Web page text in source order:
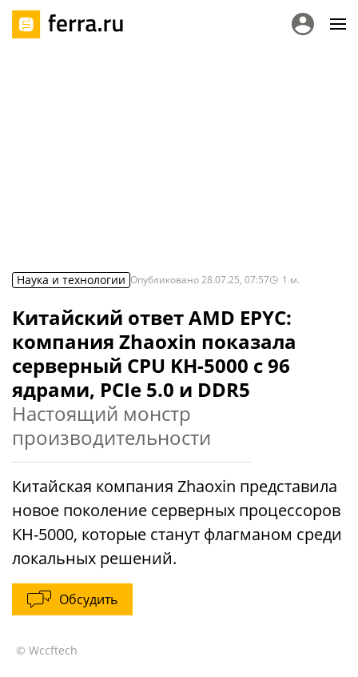
Наука и технологии Опубликовано28.07.25, 07:57 1 м.
Китайский ответ AMD EPYC:
компания Zhaoxin показала
серверный CPU KH-5000 с 96
ядрами, PCIe 5.0 и DDR5
Настоящий монстр
производительности
Китайская компания Zhaoxin представила
новое поколение серверных процессоров
KH-5000, которые станут флагманом среди
локальных решений.
Обсудить
© Wccftech